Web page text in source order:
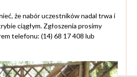
że nabór uczestników nadal trwa i
ciągłym. Zgłoszenia prosimy
telefonu: (14) 68 17 408 lub